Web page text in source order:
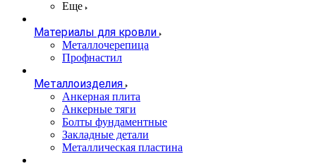
Еще
Материалы для кровли
Металлочерепица
Профнастил
Металлоизделия
Анкерная плита
Анкерные тяги
Болты фундаментные
Закладные детали
Металлическая пластина